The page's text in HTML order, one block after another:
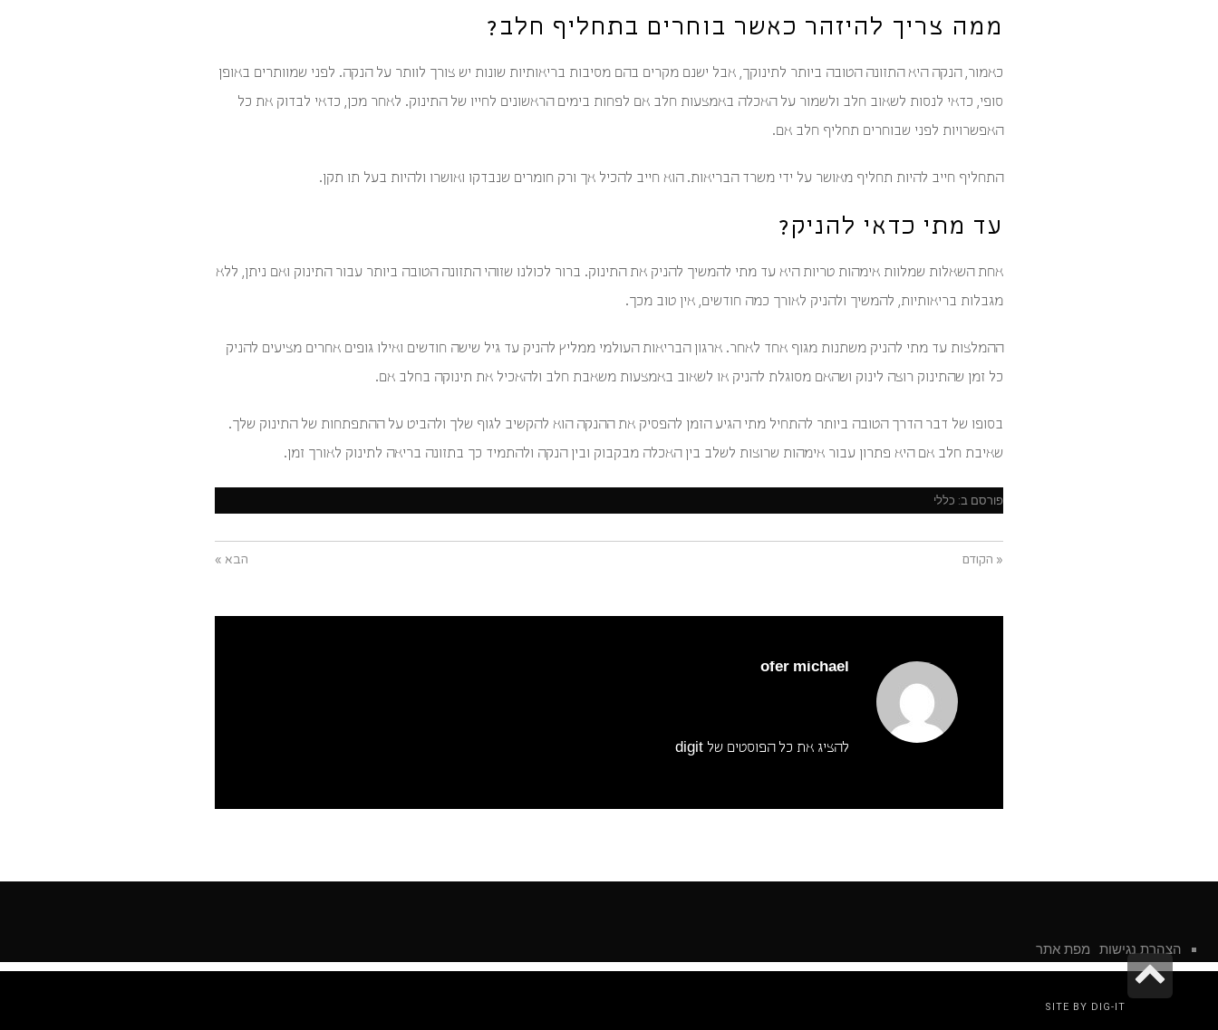
ממה צריך להיזהר כאשר בוחרים בתחליף חלב?
כאמור, הנקה היא התזונה הטובה ביותר לתינוקך, אבל ישנם מקרים בהם מסיבות בריאותיות שונות יש צורך לוותר על הנקה. לפני שמוותרים באופן
סופי, כדאי לנסות לשאוב חלב ולשמור על האכלה באמצעות חלב אם לפחות בימים הראשונים לחייו של התינוק. לאחר מכן, כדאי לבדוק את כל
האפשרויות לפני שבוחרים תחליף חלב אם.
התחליף חייב להיות תחליף מאושר על ידי משרד הבריאות. הוא חייב להכיל אך ורק חומרים שנבדקו ואושרו ולהיות בעל תו תקן.
עד מתי כדאי להניק?
אחת השאלות שמלוות אימהות טריות היא עד מתי להמשיך להניק את התינוק. ברור לכולנו שזוהי התזונה הטובה ביותר עבור התינוק ואם ניתן, ללא
מגבלות בריאותיות, להמשיך ולהניק לאורך כמה חודשים, אין טוב מכך.
ההמלצות עד מתי להניק משתנות מגוף אחד לאחר. ארגון הבריאות העולמי ממליץ להניק עד גיל שישה חודשים ואילו גופים אחרים מציעים להניק
כל זמן שהתינוק רוצה לינוק ושהאם מסוגלת להניק או לשאוב באמצעות משאבת חלב ולהאכיל את תינוקה בחלב אם.
בסופו של דבר הדרך הטובה ביותר להתחיל מתי הגיע הזמן להפסיק את ההנקה הוא להקשיב לגוף שלך ולהביט על ההתפתחות של התינוק שלך.
שאיבת חלב אם היא פתרון עבור אימהות שרוצות לשלב בין האכלה מבקבוק ובין הנקה ולהתמיד כך בתזונה בריאה לתינוק לאורך זמן.
פורסם ב: כללי
« הקודם הבא »
ofer michael
להציג את כל הפוסטים של digit
הצהרת נגישות מפת אתר
SITE BY DIG-IT
גלילה
לראש